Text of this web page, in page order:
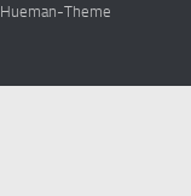
Hueman-Theme